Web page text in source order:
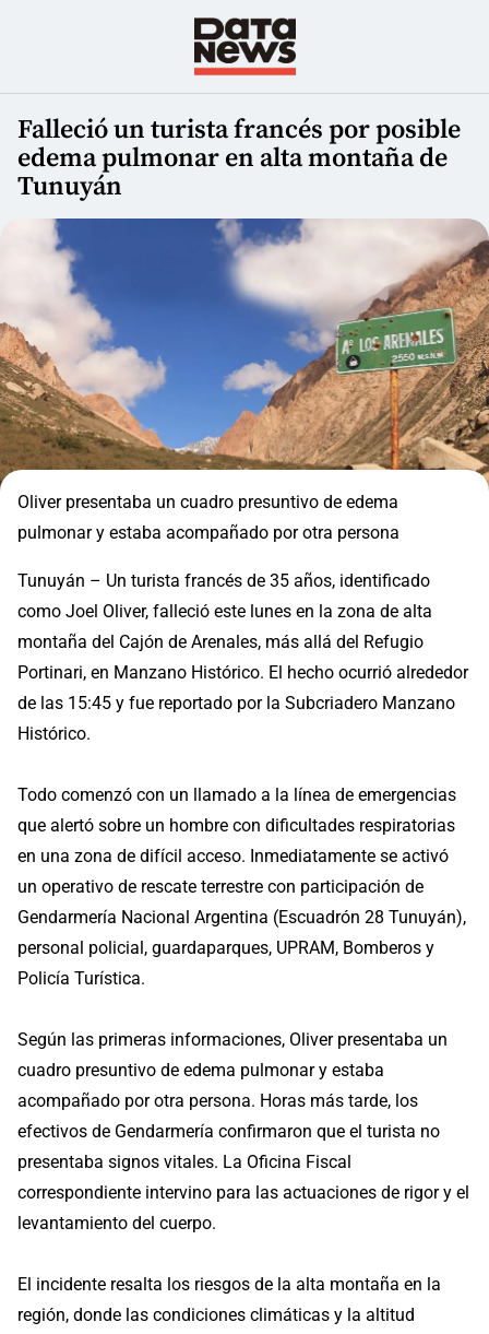
Falleció un turista francés por posible
edema pulmonar en alta montaña de
Tunuyán
Oliver presentaba un cuadro presuntivo de edema
pulmonar y estaba acompañado por otra persona
Tunuyán – Un turista francés de 35 años, identificado
como Joel Oliver, falleció este lunes en la zona de alta
montaña del Cajón de Arenales, más allá del Refugio
Portinari, en Manzano Histórico. El hecho ocurrió alrededor
de las 15:45 y fue reportado por la Subcriadero Manzano
Histórico.
Todo comenzó con un llamado a la línea de emergencias
que alertó sobre un hombre con dificultades respiratorias
en una zona de difícil acceso. Inmediatamente se activó
un operativo de rescate terrestre con participación de
Gendarmería Nacional Argentina (Escuadrón 28 Tunuyán),
personal policial, guardaparques, UPRAM, Bomberos y
Policía Turística.
Según las primeras informaciones, Oliver presentaba un
cuadro presuntivo de edema pulmonar y estaba
acompañado por otra persona. Horas más tarde, los
efectivos de Gendarmería confirmaron que el turista no
presentaba signos vitales. La Oficina Fiscal
correspondiente intervino para las actuaciones de rigor y el
levantamiento del cuerpo.
El incidente resalta los riesgos de la alta montaña en la
región, donde las condiciones climáticas y la altitud